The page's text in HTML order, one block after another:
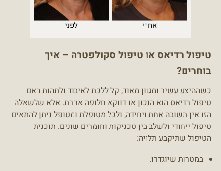
טיפול רדיאס או טיפול סקולפטרה – איך
בוחרים?
כשההיצע עשיר ומגוון מאוד, קל ללכת לאיבוד ולתהות האם
טיפול רדיאס הוא הנכון או דווקא חלופה אחרת. אלא שלשאלה
הזו אין תשובה אחת ויחידה, ולכל מטופלת ומטופל ניתן להתאים
טיפול ייחודי ולשלב בין טכניקות וחומרים שונים. תוכנית
הטיפול שתיקבע תלויה:
במטרות שיוגדרו.